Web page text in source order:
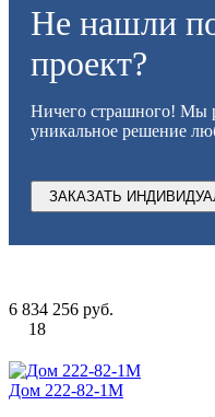
Не нашли
проект?
Ничего страшного! Мы
уникальное решение
ЗАКАЗАТЬ
6 834 256 руб.
18
Дом 222-82-1М